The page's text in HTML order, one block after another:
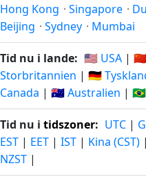
Hong Kong · Singapore ·
Beijing · Sydney · Mumbai
Tid nu i lande: 🇺🇸 USA |
Storbritannien | 🇩🇪
Canada | 🇦🇺 Australien |
Tid nu i tidszoner: UTC |
EST | EET | IST | Kina (CST) |
NZST |